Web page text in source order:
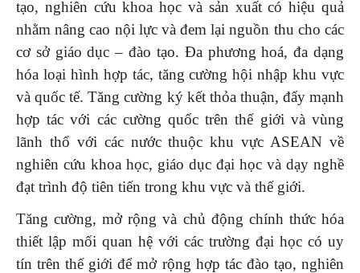
tạo, nghiên cứu khoa học và sản xuất có hiệu quả
nhằm nâng cao nội lực và đem lại nguồn thu cho các
cơ sở giáo dục – đào tạo. Đa phương hoá, đa dạng
hóa loại hình hợp tác, tăng cường hội nhập khu vực
và quốc tế. Tăng cường ký kết thỏa thuận, đẩy mạnh
hợp tác với các cường quốc trên thế giới và vùng
lãnh thổ với các nước thuộc khu vực ASEAN về
nghiên cứu khoa học, giáo dục đại học và dạy nghề
đạt trình độ tiên tiến trong khu vực và thế giới.
Tăng cường, mở rộng và chủ động chính thức hóa
thiết lập mối quan hệ với các trường đại học có uy
tín trên thế giới để mở rộng hợp tác đào tạo, nghiên